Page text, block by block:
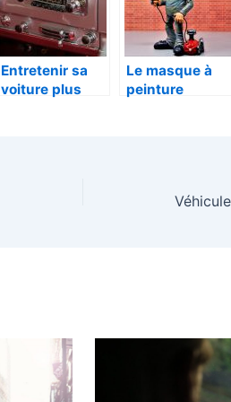
Entretenir sa
voiture plus
Le masque à
peinture